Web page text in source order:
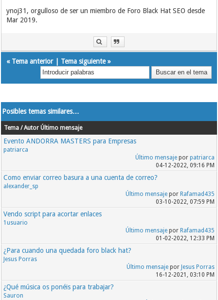
ynoj31, orgulloso de ser un miembro de Foro Black Hat SEO desde
Mar 2019.
« Tema anterior| Tema siguiente»
Posibles temas similares…
Tema / Autor Último mensaje
Evento ANDORRA MASTERS para Empresas
patriarca
Último mensajepor patriarca
04-12-2022, 09:16 PM
Como enviar correo basura a una cuenta de correo?
alexander_sp
Último mensajepor Rafamad435
03-10-2022, 07:59 PM
Vendo script para acortar enlaces
1usuario
Último mensajepor Rafamad435
01-02-2022, 12:33 PM
¿Para cuando una quedada foro black hat?
Jesus Porras
Último mensajepor Jesus Porras
16-12-2021, 03:10 PM
¿Qué música os ponéis para trabajar?
Sauron